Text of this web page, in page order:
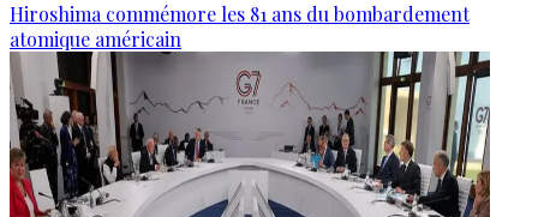
Hiroshima commémore les 81 ans du bombardement
atomique américain